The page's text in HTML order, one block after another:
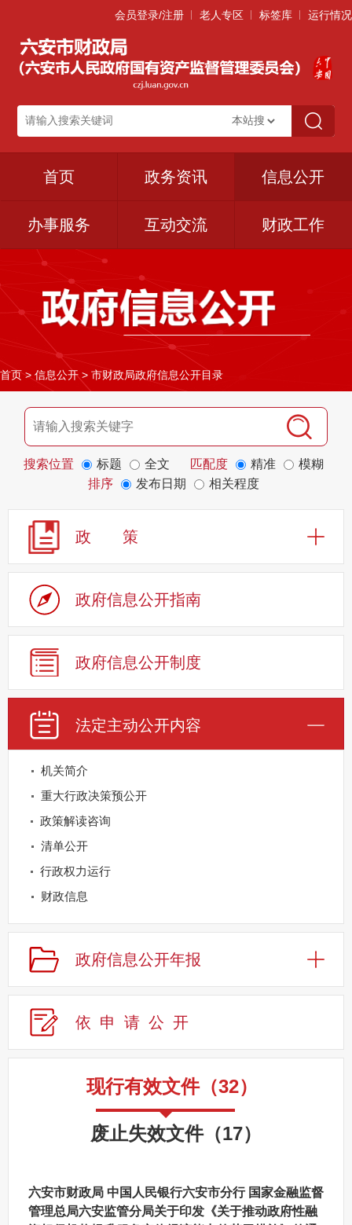
会员登录/注册 老人专区 标签库 运行情况
首页 政务资讯 信息公开
办事服务 互动交流 财政工作
首页> 信息公开 > 市财政局政府信息公开目录
搜索位置 标题 全文 匹配度 精准
模糊
排序
发布日期 相关程度
政 策
政府信息公开指南
政府信息公开制度
法定主动公开内容
机关简介
重大行政决策预公开
政策解读咨询
清单公开
行政权力运行
财政信息
重点领域公开
规划信息
建议提案办理
公务员及事业单位招录
应急管理
回应关切
其他法定信息
政府信息公开年报
依申请公 开
现行有效文件（32）
废止失效文件（17）
六安市财政局 中国人民银行六安市分行 国家金融监督
管理总局六安监管分局关于印发《关于推动政府性融